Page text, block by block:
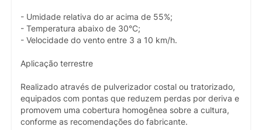
- Umidade relativa do ar acima de 55%;
- Temperatura abaixo de 30°C;
- Velocidade do vento entre 3 a 10 km/h.
Aplicação terrestre
Realizado através de pulverizador costal ou tratorizado,
equipados com pontas que reduzem perdas por deriva e
promovem uma cobertura homogênea sobre a cultura,
conforme as recomendações do fabricante.